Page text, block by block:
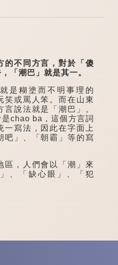
不同方言，對於「傻
「潮巴」就是其一。
糊塗而不明事理的
笑或罵人笨。而在山東
言說法就是「潮巴」。
chao ba，這個方言詞
一寫法，因此在字面上
吧」、「朝霸」等的寫
，人們會以「潮」來
、「缺心眼」、「犯